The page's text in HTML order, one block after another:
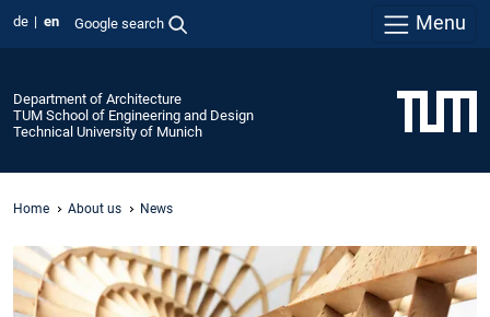
de en Google search Menu
Department of Architecture
TUM School of Engineering and Design
Technical University of Munich
Home About us News